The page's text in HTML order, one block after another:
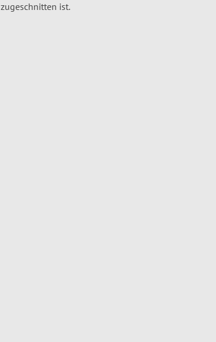
zugeschnitten ist.